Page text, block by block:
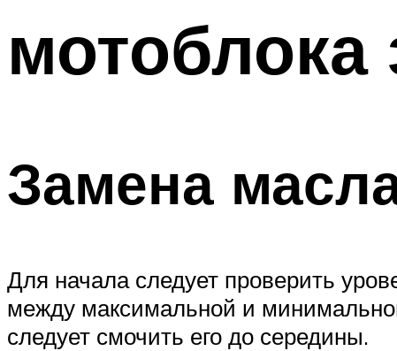
мотоблока
Замена
Для начала следует проверить
между максимальной и
следует смочить его до середины.